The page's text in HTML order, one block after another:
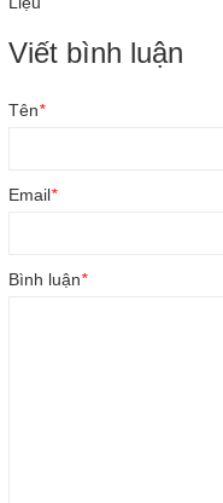
Viết bình luận
Tên*
Email*
Bình luận*